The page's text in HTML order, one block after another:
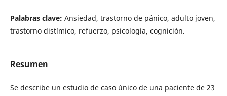
Palabras clave: Ansiedad, trastorno de pánico, adulto joven,
trastorno distímico, refuerzo, psicología, cognición.
Resumen
Se describe un estudio de caso único de una paciente de 23